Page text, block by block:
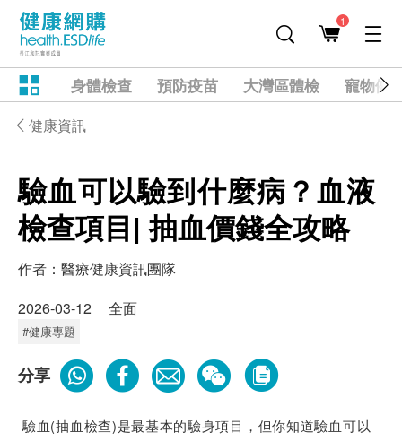
1
身體檢查 預防疫苗 大灣區體檢 寵物健
健康資訊
驗血可以驗到什麼病？血液
檢查項目| 抽血價錢全攻略
作者： 醫療健康資訊團隊
2026-03-12
全面
#健康專題
分享
驗血(抽血檢查)是最基本的驗身項目，但你知道驗血可以